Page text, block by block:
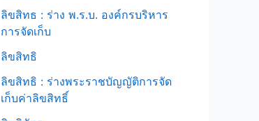
ลิขสิทธ : ร่าง พ.ร.บ. องค์กรบริหาร
การจัดเก็บ
ลิขสิทธิ
ลิขสิทธิ : ร่างพระราชบัญญัติการจัด
เก็บค่าลิขสิทธิ์